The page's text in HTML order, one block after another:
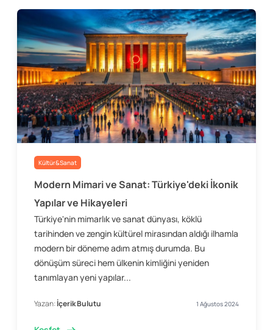
Kültür&Sanat
Modern Mimari ve Sanat: Türkiye'deki İkonik
Yapılar ve Hikayeleri
Türkiye'nin mimarlık ve sanat dünyası, köklü
tarihinden ve zengin kültürel mirasından aldığı ilhamla
modern bir döneme adım atmış durumda. Bu
dönüşüm süreci hem ülkenin kimliğini yeniden
tanımlayan yeni yapılar...
Yazan:İçerik Bulutu 1 Ağustos 2024